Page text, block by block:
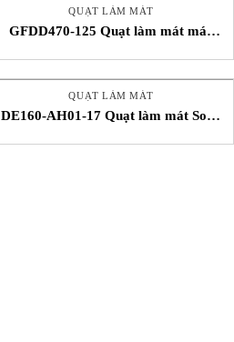
QUẠT LÀM MÁT
GFDD470-125 Quạt làm mát máy
QUẠT LÀM MÁT
DE160-AH01-17 Quạt làm mát Song